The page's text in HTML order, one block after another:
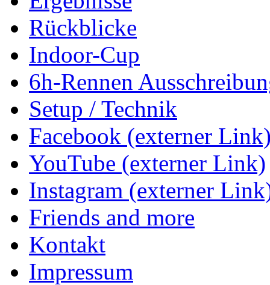
Rückblicke
Indoor-Cup
6h-Rennen
Setup / Technik
Facebook (externer
YouTube (externer Link)
Instagram (externer
Friends and more
Kontakt
Impressum